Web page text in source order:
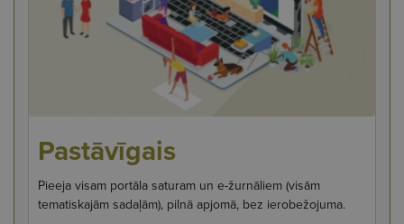
Pastāvīgais
Pieeja visam portāla saturam un e-žurnāliem (visām
tematiskajām sadaļām), pilnā apjomā, bez ierobežojuma.